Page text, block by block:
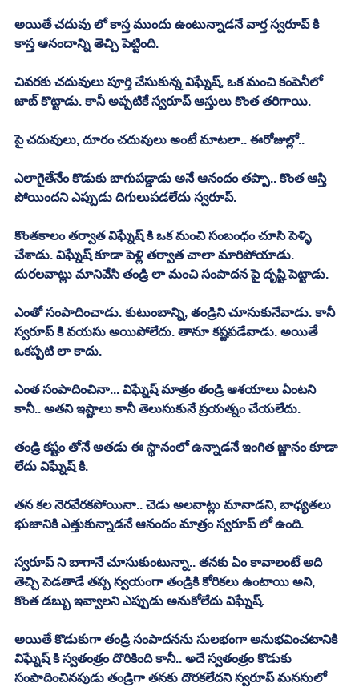
అయితే చదువు లో కాస్త ముందు ఉంటున్నాడనే వార్త స్వరూప్ కి
కాస్త ఆనందాన్ని తెచ్చి పెట్టింది.
చివరకు చదువులు పూర్తి చేసుకున్న విఘ్నేష్, ఒక మంచి కంపెనీలో
జాబ్ కొట్టాడు. కానీ అప్పటికే స్వరూప్ ఆస్తులు కొంత తరిగాయి.
పై చదువులు, దూరం చదువులు అంటే మాటలా.. ఈరోజుల్లో..
ఎలాగైతేనేం కొడుకు బాగుపడ్డాడు అనే ఆనందం తప్పా.. కొంత ఆస్తి
పోయిందని ఎప్పుడు దిగులుపడలేదు స్వరూప్.
కొంతకాలం తర్వాత విఘ్నేష్ కి ఒక మంచి సంబంధం చూసి పెళ్ళి
చేశాడు. విఘ్నేష్ కూడా పెళ్లి తర్వాత చాలా మారిపోయాడు.
దురలవాట్లు మానివేసి తండ్రి లా మంచి సంపాదన పై దృష్టి పెట్టాడు.
ఎంతో సంపాదించాడు. కుటుంబాన్ని, తండ్రిని చూసుకునేవాడు. కానీ
స్వరూప్ కి వయసు అయిపోలేదు. తానూ కష్టపడేవాడు. అయితే
ఒకప్పటి లా కాదు.
ఎంత సంపాదించినా... విఘ్నేష్ మాత్రం తండ్రి ఆశయాలు ఏంటని
కానీ.. అతని ఇష్టాలు కానీ తెలుసుకునే ప్రయత్నం చేయలేదు.
తండ్రి కష్టం తోనే అతడు ఈ స్థానంలో ఉన్నాడనే ఇంగిత జ్ణానం కూడా
లేదు విఘ్నేష్ కి.
తన కల నెరవేరకపోయినా.. చెడు అలవాట్లు మానాడని, బాధ్యతలు
భుజానికి ఎత్తుకున్నాడనే ఆనందం మాత్రం స్వరూప్ లో ఉంది.
స్వరూప్ ని బాగానే చూసుకుంటున్నా.. తనకు ఏం కావాలంటే అది
తెచ్చి పెడతాడే తప్ప స్వయంగా తండ్రికి కోరికలు ఉంటాయి అని,
కొంత డబ్బు ఇవ్వాలని ఎప్పుడు అనుకోలేదు విఘ్నేష్.
అయితే కొడుకుగా తండ్రి సంపాదనను సులభంగా అనుభవించటానికి
విఘ్నేష్ కి స్వతంత్రం దొరికింది కానీ.. అదే స్వతంత్రం కొడుకు
సంపాదించినపుడు తండ్రిగా తనకు దొరకలేదని స్వరూప్ మనసులో